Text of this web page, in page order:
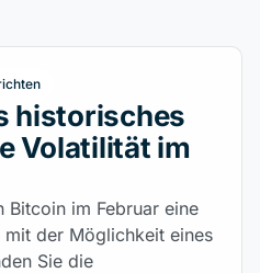
historisches
Volatilität im
Bitcoin im Februar eine
der Möglichkeit eines
Sie die